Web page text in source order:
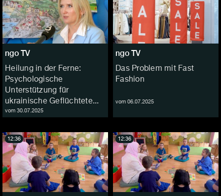
ngo TV
Heilung in der Ferne:
Psychologische
Unterstützung für
ukrainische Geflüchtete...
vom 30.07.2025
ngo TV
Das Problem mit Fast
Fashion
vom 06.07.2025
12:36 12:36